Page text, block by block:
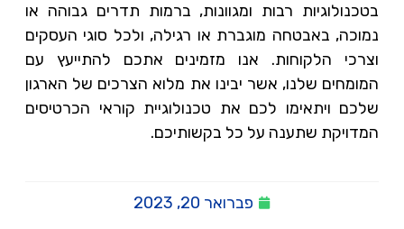
בטכנולוגיות רבות ומגוונות, ברמות תדרים גבוהה או
נמוכה, באבטחה מוגברת או רגילה, ולכל סוגי העסקים
וצרכי הלקוחות. אנו מזמינים אתכם להתייעץ עם
המומחים שלנו, אשר יבינו את מלוא הצרכים של הארגון
שלכם ויתאימו לכם את טכנולוגיית קוראי הכרטיסים
המדויקת שתענה על כל בקשותיכם.
פברואר 20, 2023